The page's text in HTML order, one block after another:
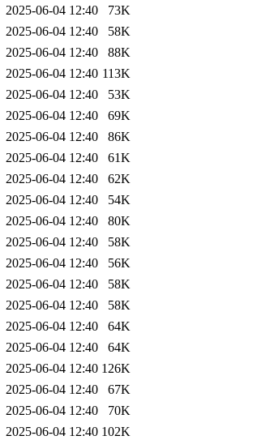
2025-06-04 12:40
73K
2025-06-04 12:40
58K
2025-06-04 12:40
88K
2025-06-04 12:40 113K
2025-06-04 12:40
53K
2025-06-04 12:40
69K
2025-06-04 12:40
86K
2025-06-04 12:40
61K
2025-06-04 12:40
62K
2025-06-04 12:40
54K
2025-06-04 12:40
80K
2025-06-04 12:40
58K
2025-06-04 12:40
56K
2025-06-04 12:40
58K
2025-06-04 12:40
58K
2025-06-04 12:40
64K
2025-06-04 12:40
64K
2025-06-04 12:40 126K
2025-06-04 12:40
67K
2025-06-04 12:40
70K
2025-06-04 12:40 102K